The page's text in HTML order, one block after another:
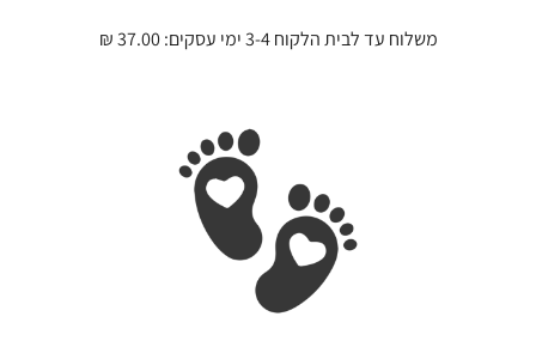
משלוח עד לבית הלקוח 3-4 ימי עסקים: 37.00 ₪